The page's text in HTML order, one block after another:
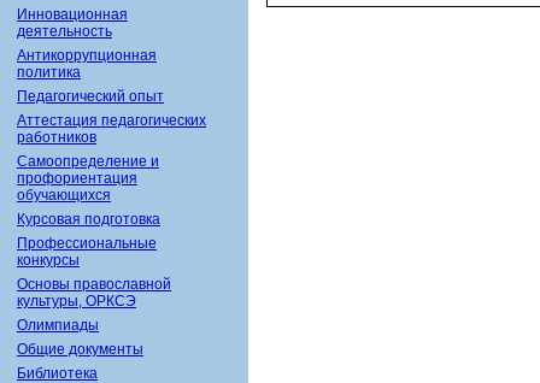
Инновационная
деятельность
Антикоррупционная
политика
Педагогический опыт
Аттестация педагогических
работников
Самоопределение и
профориентация
обучающихся
Курсовая подготовка
Профессиональные
конкурсы
Основы православной
культуры, ОРКСЭ
Олимпиады
Общие документы
Библиотека